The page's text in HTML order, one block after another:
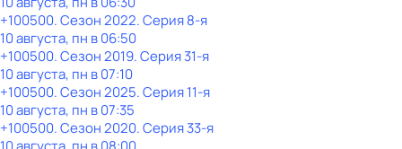
+100500. Сезон 2022. Серия 8-я
10 августа, пн в 06:50
+100500. Сезон 2019. Серия 31-я
10 августа, пн в 07:10
+100500. Сезон 2025. Серия 11-я
10 августа, пн в 07:35
+100500. Сезон 2020. Серия 33-я